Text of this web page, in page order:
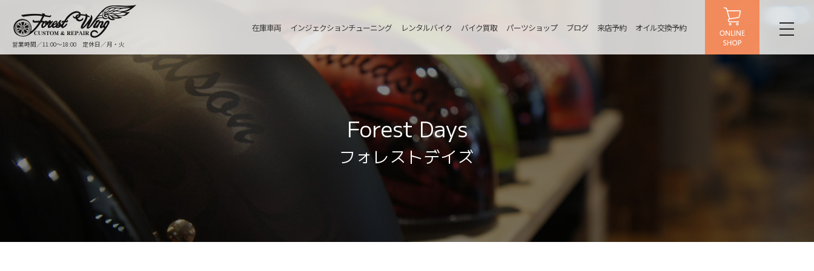
営業時間／11:00〜18:00 定休日／月・火
在庫車両 インジェクションチューニング レンタルバイク バイク買取 パーツショップ ブログ 来店予約 オイル交換予約
Forest Days
フォレストデイズ